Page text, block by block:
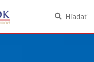
Hľadať